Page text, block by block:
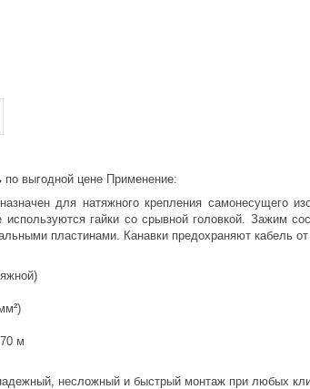
выгодной цене Применение:
для натяжного крепления самонесущего
гайки со срывной головкой. Зажим
пластинами. Канавки предохраняют кабель
м
несложный и быстрый монтаж при любых